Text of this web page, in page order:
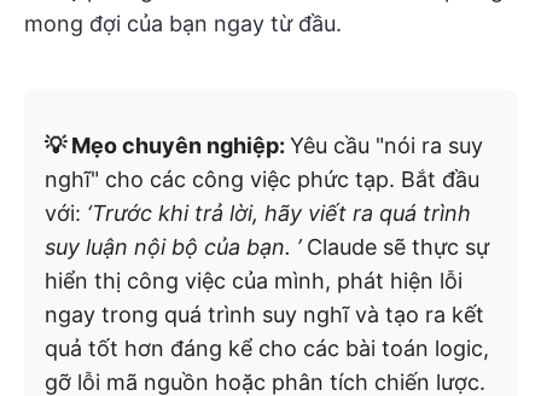
mong đợi của bạn ngay từ đầu.
💡 Mẹo chuyên nghiệp: Yêu cầu "nói ra suy
nghĩ" cho các công việc phức tạp. Bắt đầu
với: ‘Trước khi trả lời, hãy viết ra quá trình
suy luận nội bộ của bạn. ’Claude sẽ thực sự
hiển thị công việc của mình, phát hiện lỗi
ngay trong quá trình suy nghĩ và tạo ra kết
quả tốt hơn đáng kể cho các bài toán logic,
gỡ lỗi mã nguồn hoặc phân tích chiến lược.